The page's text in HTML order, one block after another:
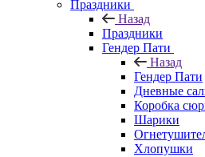
Праздники
Назад
Праздники
Гендер Пати
Назад
Гендер Пати
Дневные
Коробка
Шарики
Хлопушки